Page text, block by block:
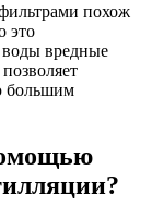
похож
это
воды вредные
большим